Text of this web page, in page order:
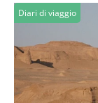
Diari di viaggio